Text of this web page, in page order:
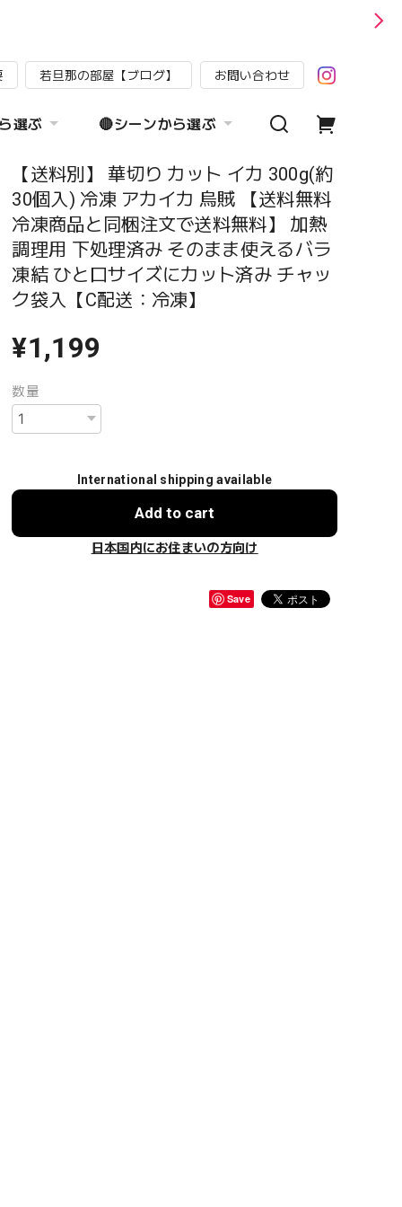
若旦那の部屋【ブログ】 お問い合わせ
選ぶ 🔴シーンから選ぶ
【送料別】 華切り カット イカ 300g(約
30個入) 冷凍 アカイカ 烏賊 【送料無料
冷凍商品と同梱注文で送料無料】 加熱
調理用 下処理済み そのまま使えるバラ
凍結 ひと口サイズにカット済み チャッ
ク袋入【C配送：冷凍】
¥1,199
数量
International shipping available
Add to cart
日本国内にお住まいの方向け
Save